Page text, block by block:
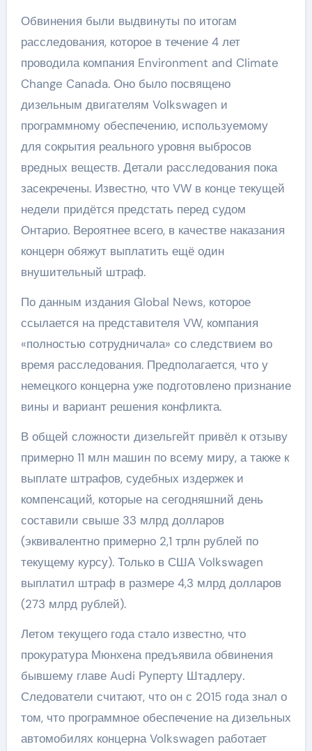
Обвинения были выдвинуты по итогам
расследования, которое в течение 4 лет
проводила компания Environment and Climate
Change Canada. Оно было посвящено
дизельным двигателям Volkswagen и
программному обеспечению, используемому
для сокрытия реального уровня выбросов
вредных веществ. Детали расследования пока
засекречены. Известно, что VW в конце текущей
недели придётся предстать перед судом
Онтарио. Вероятнее всего, в качестве наказания
концерн обяжут выплатить ещё один
внушительный штраф.
По данным издания Global News, которое
ссылается на представителя VW, компания
«полностью сотрудничала» со следствием во
время расследования. Предполагается, что у
немецкого концерна уже подготовлено признание
вины и вариант решения конфликта.
В общей сложности дизельгейт привёл к отзыву
примерно 11 млн машин по всему миру, а также к
выплате штрафов, судебных издержек и
компенсаций, которые на сегодняшний день
составили свыше 33 млрд долларов
(эквивалентно примерно 2,1 трлн рублей по
текущему курсу). Только в США Volkswagen
выплатил штраф в размере 4,3 млрд долларов
(273 млрд рублей).
Летом текущего года стало известно, что
прокуратура Мюнхена предъявила обвинения
бывшему главе Audi Руперту Штадлеру.
Следователи считают, что он с 2015 года знал о
том, что программное обеспечение на дизельных
автомобилях концерна Volkswagen работает